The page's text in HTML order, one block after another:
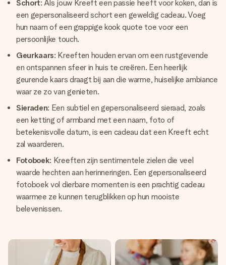
Schort: Als jouw Kreeft een passie heeft voor koken, dan is
een gepersonaliseerd schort een geweldig cadeau. Voeg
hun naam of een grappige kook quote toe voor een
persoonlijke touch.
Geurkaars: Kreeften houden ervan om een rustgevende
en ontspannen sfeer in huis te creëren. Een heerlijk
geurende kaars draagt bij aan die warme, huiselijke ambiance
waar ze zo van genieten.
Sieraden: Een subtiel en gepersonaliseerd sieraad, zoals
een ketting of armband met een naam, foto of
betekenisvolle datum, is een cadeau dat een Kreeft echt
zal waarderen.
Fotoboek: Kreeften zijn sentimentele zielen die veel
waarde hechten aan herinneringen. Een gepersonaliseerd
fotoboek vol dierbare momenten is een prachtig cadeau
waarmee ze kunnen terugblikken op hun mooiste
belevenissen.